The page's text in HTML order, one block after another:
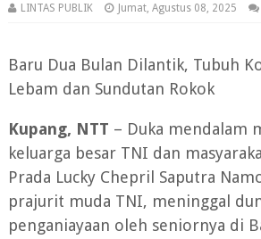
LINTAS PUBLIK Jumat, Agustus 08, 2025
Baru Dua Bulan Dilantik, Tubuh
Lebam dan Sundutan Rokok
Kupang, NTT – Duka mendalam
keluarga besar TNI dan
Prada Lucky Chepril Saputra
prajurit muda TNI, meninggal
penganiayaan oleh seniornya di